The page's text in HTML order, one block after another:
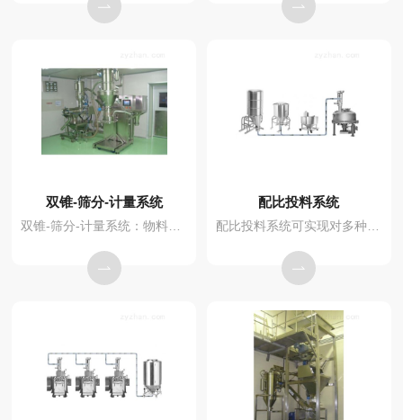
双锥-筛分-计量系统 配比投料系统